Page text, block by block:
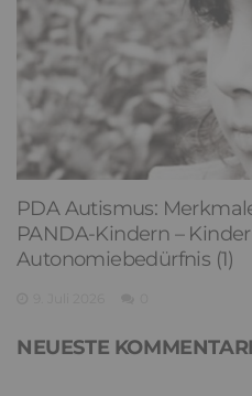
PDA Autismus:
PANDA-Kindern –
Autonomiebedürfnis (1)
NEUESTE